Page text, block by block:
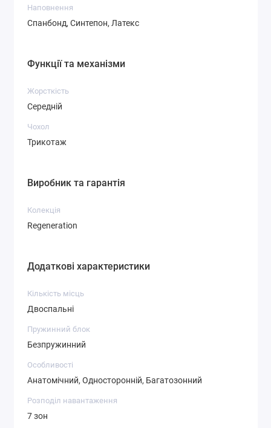
Наповнення
Спанбонд, Синтепон, Латекс
Функції та механізми
Жорсткість
Середній
Чохол
Трикотаж
Виробник та гарантія
Колекція
Regeneration
Додаткові характеристики
Кількість місць
Двоспальні
Пружинний блок
Безпружинний
Особливості
Анатомічний, Односторонній, Багатозонний
Розподіл навантаження
7 зон